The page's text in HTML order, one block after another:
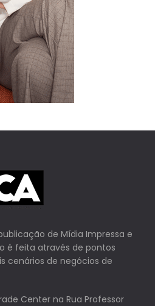
de Mídia Impressa e
é feita através de pontos
cenários de negócios de
Center na Rua Professor